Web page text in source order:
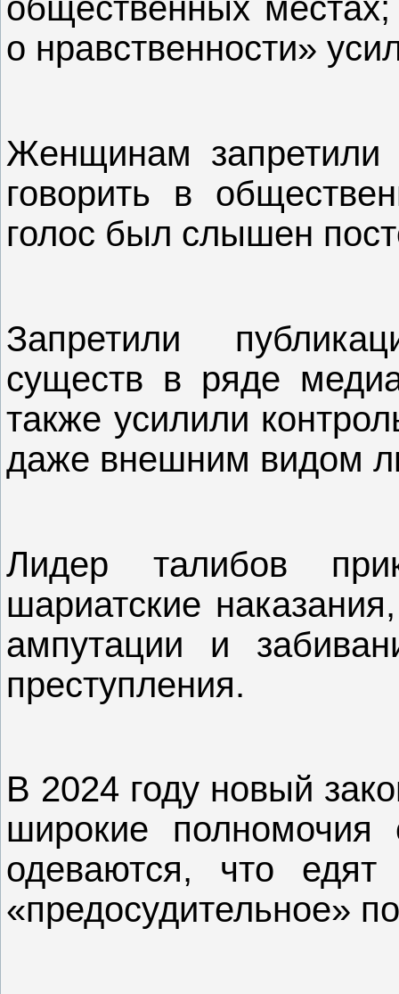
о нравственности»
Женщинам запретили
говорить в
голос был слышен
Запретили
существ в ряде
также усилили
даже внешним видом
Лидер талибов
шариатские
ампутации и
преступления.
В 2024 году новый
широкие
одеваются, что
«предосудительное»